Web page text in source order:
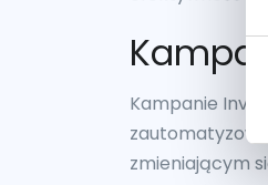
Kampanie
zmieniającym